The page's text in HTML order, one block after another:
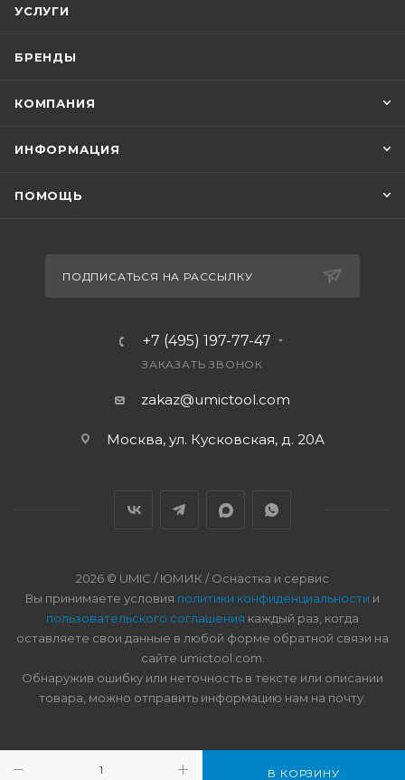
В КОРЗИНУ
УСЛУГИ
БРЕНДЫ
КОМПАНИЯ
ИНФОРМАЦИЯ
ПОМОЩЬ
ПОДПИСАТЬСЯ НА РАССЫЛКУ
+7 (495) 197-77-47
ЗАКАЗАТЬ ЗВОНОК
zakaz@umictool.com
Москва, ул. Кусковская, д. 20А
2026 © UMIC / ЮМИК / Оснастка и сервис
Вы принимаете условия политики конфиденциальности и
пользовательского соглашения каждый раз, когда
оставляете свои данные в любой форме обратной связи на
сайте umictool.com.
Обнаружив ошибку или неточность в тексте или описании
товара, можно отправить информацию нам на почту.